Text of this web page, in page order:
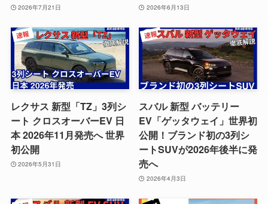
2026年7月21日 2026年6月13日
レクサス 新型「TZ」3列シ
ート クロスオーバーEV 日
本 2026年11月発売へ 世界
初公開
2026年5月31日
スバル 新型 バッテリー
EV「ゲッタウェイ」世界初
公開！ブランド初の3列シ
ートSUVが2026年後半に発
売へ
2026年4月3日